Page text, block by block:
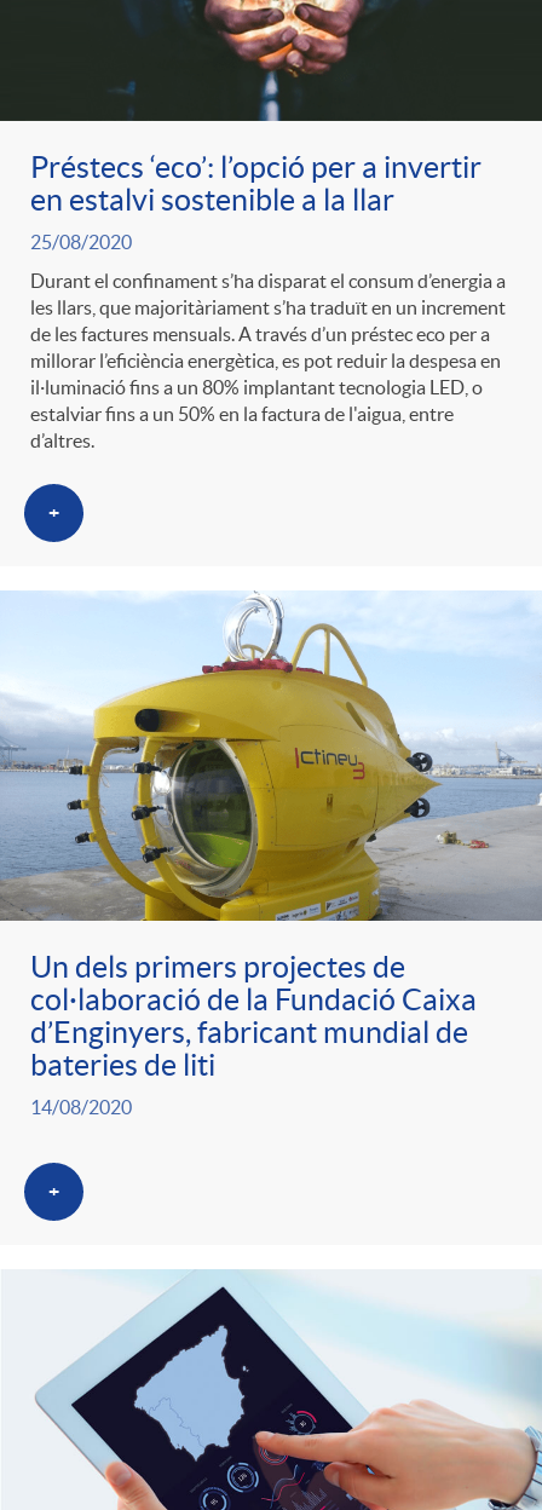
Préstecs ‘eco’: l’opció per a invertir
en estalvi sostenible a la llar
25/08/2020
Durant el confinament s’ha disparat el consum d’energia a
les llars, que majoritàriament s’ha traduït en un increment
de les factures mensuals. A través d’un préstec eco per a
millorar l’eficiència energètica, es pot reduir la despesa en
il·luminació fins a un 80% implantant tecnologia LED, o
estalviar fins a un 50% en la factura de l'aigua, entre
d’altres.
+
Un dels primers projectes de
col·laboració de la Fundació Caixa
d’Enginyers, fabricant mundial de
bateries de liti
14/08/2020
+